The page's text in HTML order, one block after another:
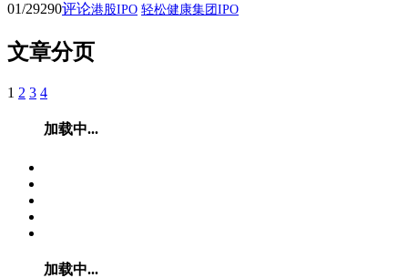
01/29290评论港股IPO 轻松健康集团IPO
文章分页
1 2 3 4
加载中...
加载中...